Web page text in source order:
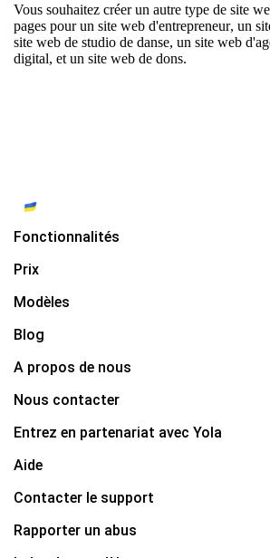
Vous souhaitez créer un autre type de site
pages pour un site web d'entrepreneur, un
site web de studio de danse, un site web
digital, et un site web de dons.
Fonctionnalités
Prix
Modèles
Blog
A propos de nous
Nous contacter
Entrez en partenariat avec Yola
Aide
Contacter le support
Rapporter un abus